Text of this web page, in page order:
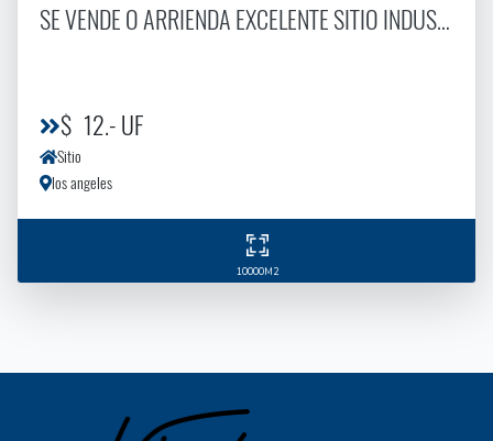
SE VENDE O ARRIENDA EXCELENTE SITIO INDUSTRIAL EN AV LAS INDUSTRIAS
$ 12.- UF
Sitio
los angeles
10000M2